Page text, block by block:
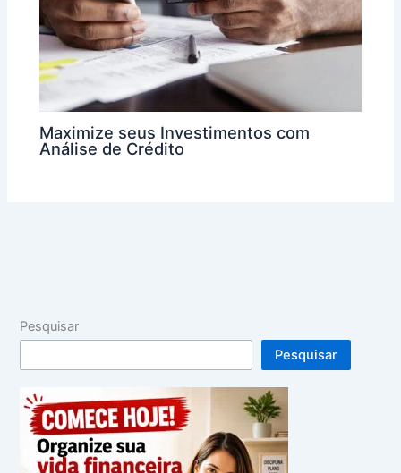
Maximize seus Investimentos com
Análise de Crédito
Pesquisar
Pesquisar